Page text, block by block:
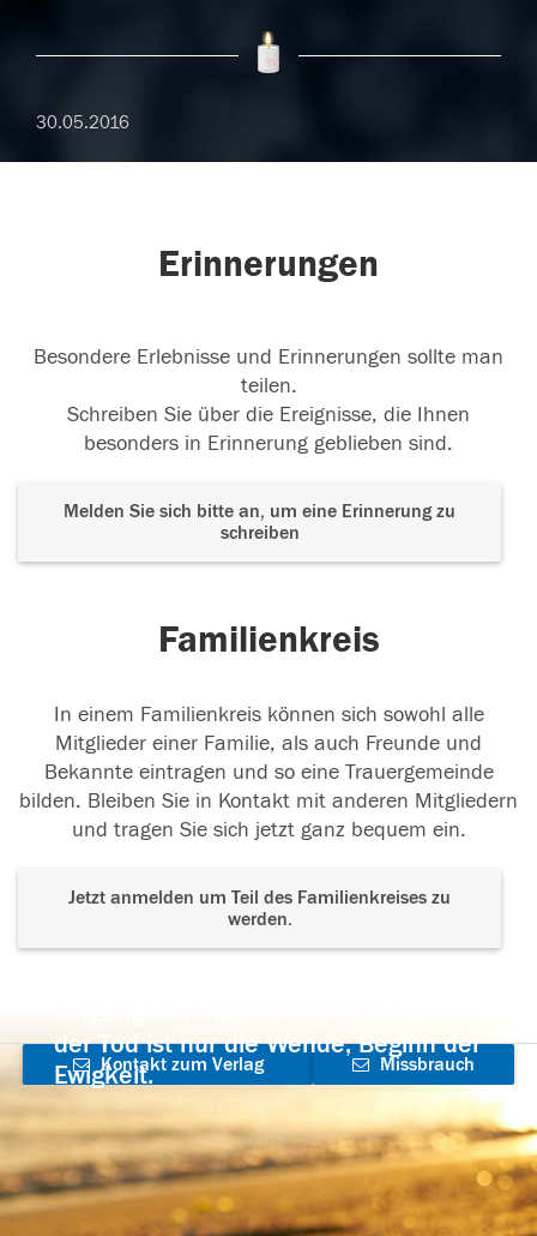
30.05.2016
Erinnerungen
Besondere Erlebnisse und Erinnerungen sollte man
teilen.
Schreiben Sie über die Ereignisse, die Ihnen
besonders in Erinnerung geblieben sind.
Melden Sie sich bitte an, um eine Erinnerung zu
schreiben
Familienkreis
In einem Familienkreis können sich sowohl alle
Mitglieder einer Familie, als auch Freunde und
Bekannte eintragen und so eine Trauergemeinde
bilden. Bleiben Sie in Kontakt mit anderen Mitgliedern
und tragen Sie sich jetzt ganz bequem ein.
Jetzt anmelden um Teil des Familienkreises zu
werden.
der Tod ist nur die Wende, Beginn der
Ewigkeit.
Kontakt zum Verlag
aufnehmen
Missbrauch